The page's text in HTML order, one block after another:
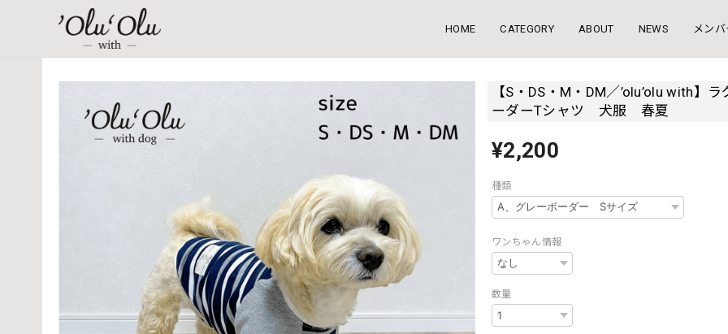
HOME CATEGORY ABOUT NEWS メン
【S・DS・M・DM／’olu’olu with】
ーダーTシャツ 犬服 春夏
¥2,200
種類
ワンちゃん情報
数量